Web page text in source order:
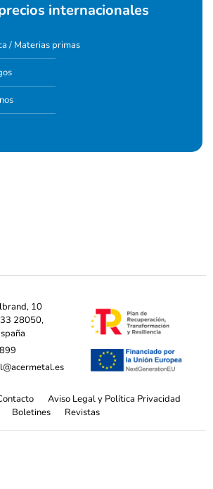
internacionales
/ Materias primas
10
28050,
Aviso Legal y Política Privacidad
Boletines Revistas